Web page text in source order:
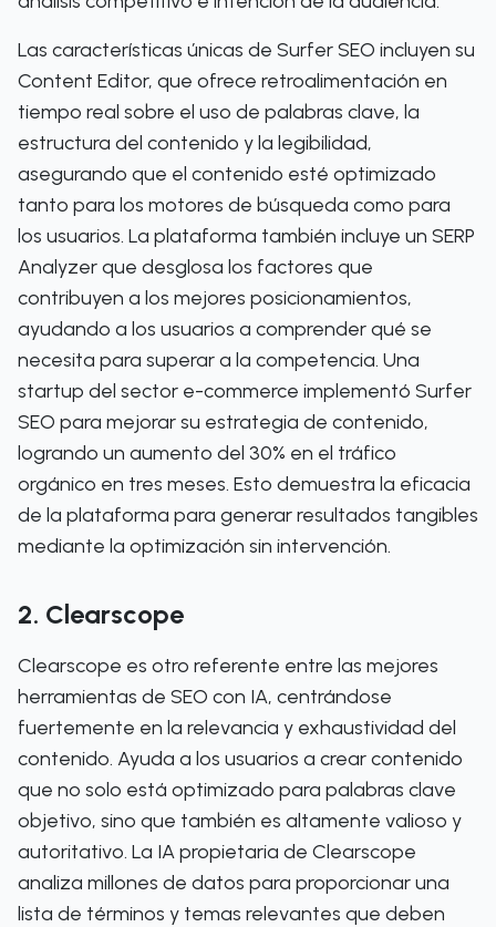
Las características únicas de Surfer SEO incluyen su
Content Editor, que ofrece retroalimentación en
tiempo real sobre el uso de palabras clave, la
estructura del contenido y la legibilidad,
asegurando que el contenido esté optimizado
tanto para los motores de búsqueda como para
los usuarios. La plataforma también incluye un SERP
Analyzer que desglosa los factores que
contribuyen a los mejores posicionamientos,
ayudando a los usuarios a comprender qué se
necesita para superar a la competencia. Una
startup del sector e-commerce implementó Surfer
SEO para mejorar su estrategia de contenido,
logrando un aumento del 30% en el tráfico
orgánico en tres meses. Esto demuestra la eficacia
de la plataforma para generar resultados tangibles
mediante la optimización sin intervención.
2. Clearscope
Clearscope es otro referente entre las mejores
herramientas de SEO con IA, centrándose
fuertemente en la relevancia y exhaustividad del
contenido. Ayuda a los usuarios a crear contenido
que no solo está optimizado para palabras clave
objetivo, sino que también es altamente valioso y
autoritativo. La IA propietaria de Clearscope
analiza millones de datos para proporcionar una
lista de términos y temas relevantes que deben